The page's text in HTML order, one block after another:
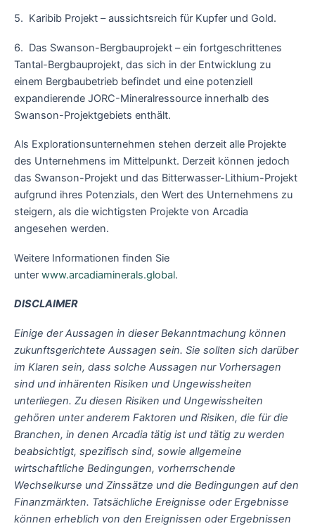
5. Karibib Projekt – aussichtsreich für Kupfer und Gold.
6. Das Swanson-Bergbauprojekt – ein fortgeschrittenes
Tantal-Bergbauprojekt, das sich in der Entwicklung zu
einem Bergbaubetrieb befindet und eine potenziell
expandierende JORC-Mineralressource innerhalb des
Swanson-Projektgebiets enthält.
Als Explorationsunternehmen stehen derzeit alle Projekte
des Unternehmens im Mittelpunkt. Derzeit können jedoch
das Swanson-Projekt und das Bitterwasser-Lithium-Projekt
aufgrund ihres Potenzials, den Wert des Unternehmens zu
steigern, als die wichtigsten Projekte von Arcadia
angesehen werden.
Weitere Informationen finden Sie
unter www.arcadiaminerals.global.
DISCLAIMER
Einige der Aussagen in dieser Bekanntmachung können
zukunftsgerichtete Aussagen sein. Sie sollten sich darüber
im Klaren sein, dass solche Aussagen nur Vorhersagen
sind und inhärenten Risiken und Ungewissheiten
unterliegen. Zu diesen Risiken und Ungewissheiten
gehören unter anderem Faktoren und Risiken, die für die
Branchen, in denen Arcadia tätig ist und tätig zu werden
beabsichtigt, spezifisch sind, sowie allgemeine
wirtschaftliche Bedingungen, vorherrschende
Wechselkurse und Zinssätze und die Bedingungen auf den
Finanzmärkten. Tatsächliche Ereignisse oder Ergebnisse
können erheblich von den Ereignissen oder Ergebnissen